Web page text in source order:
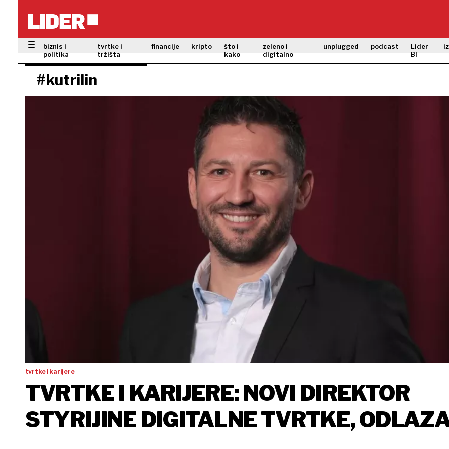
biznis i
politika
tvrtke i
tržišta
financije kripto
što i
kako
zeleno i
digitalno
unplugged podcast
Lider
BI
#kutrilin
tvrtke i karijere
TVRTKE I KARIJERE: NOVI DIREKTOR
STYRIJINE DIGITALNE TVRTKE,